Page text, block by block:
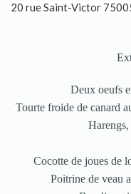
20 rue Saint-Victor
Deux oeufs
Tourte froide de canard
Cocotte de joues de
Poitrine de veau